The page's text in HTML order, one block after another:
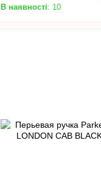
В наявності: 10